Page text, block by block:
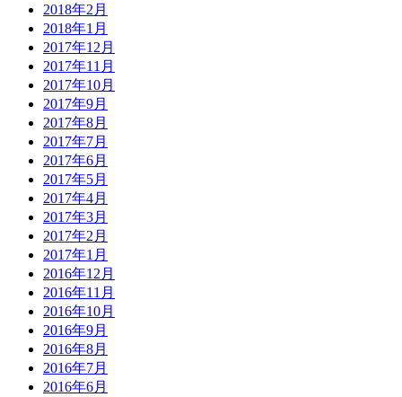
2018年2月
2018年1月
2017年12月
2017年11月
2017年10月
2017年9月
2017年8月
2017年7月
2017年6月
2017年5月
2017年4月
2017年3月
2017年2月
2017年1月
2016年12月
2016年11月
2016年10月
2016年9月
2016年8月
2016年7月
2016年6月